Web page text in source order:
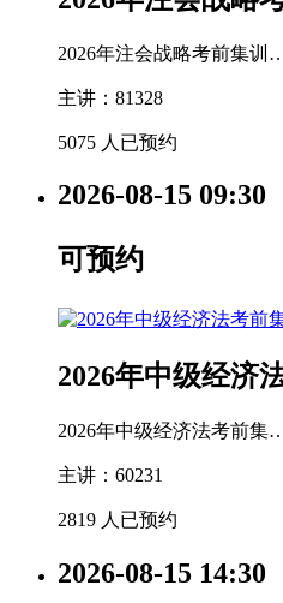
2026年注会战略考前集训
主讲：81328
5075 人已预约
2026-08-15 09:30
可预约
2026年中级经济
2026年中级经济法考前集
主讲：60231
2819 人已预约
2026-08-15 14:30